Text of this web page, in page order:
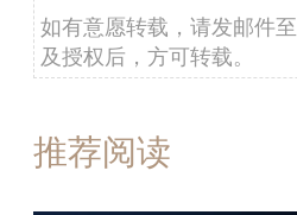
如有意愿转载，请发邮件至
及授权后，方可转载。
推荐阅读